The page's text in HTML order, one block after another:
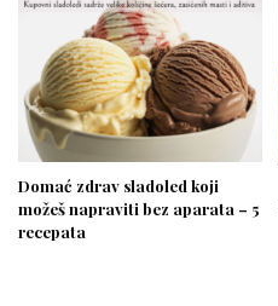
Domać zdrav sladoled koji
možeš napraviti bez aparata – 5
recepata